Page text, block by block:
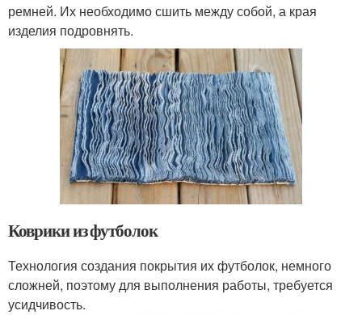
ремней. Их необходимо сшить между собой, а края
изделия подровнять.
Коврики из футболок
Технология создания покрытия их футболок, немного
сложней, поэтому для выполнения работы, требуется
усидчивость.